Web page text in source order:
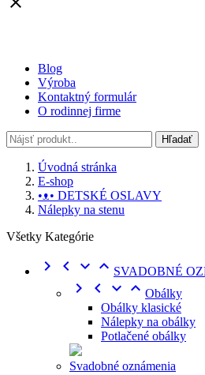
Blog
Výroba
Kontaktný formulár
O rodinnej firme
Hľadať
Úvodná stránka
E-shop
•ᴥ• DETSKÉ OSLAVY
Nálepky na stenu
Všetky Kategórie
    SVADOBNÉ
    Obálky
Obálky klasické
Nálepky na obálky
Potlačené obálky
Svadobné oznámenia